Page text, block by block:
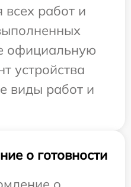
работ и
официальную
устройства
виды работ и
о готовности